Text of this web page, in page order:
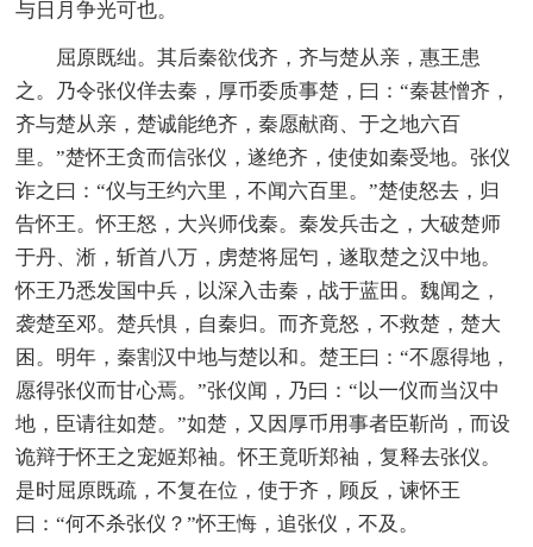
与日月争光可也。
屈原既绌。其后秦欲伐齐，齐与楚从亲，惠王患
之。乃令张仪佯去秦，厚币委质事楚，曰：“秦甚憎齐，
齐与楚从亲，楚诚能绝齐，秦愿献商、于之地六百
里。”楚怀王贪而信张仪，遂绝齐，使使如秦受地。张仪
诈之曰：“仪与王约六里，不闻六百里。”楚使怒去，归
告怀王。怀王怒，大兴师伐秦。秦发兵击之，大破楚师
于丹、淅，斩首八万，虏楚将屈匄，遂取楚之汉中地。
怀王乃悉发国中兵，以深入击秦，战于蓝田。魏闻之，
袭楚至邓。楚兵惧，自秦归。而齐竟怒，不救楚，楚大
困。明年，秦割汉中地与楚以和。楚王曰：“不愿得地，
愿得张仪而甘心焉。”张仪闻，乃曰：“以一仪而当汉中
地，臣请往如楚。”如楚，又因厚币用事者臣靳尚，而设
诡辩于怀王之宠姬郑袖。怀王竟听郑袖，复释去张仪。
是时屈原既疏，不复在位，使于齐，顾反，谏怀王
曰：“何不杀张仪？”怀王悔，追张仪，不及。